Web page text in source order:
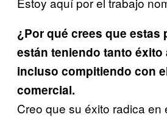
¿Por qué crees que estas
están teniendo tanto éxito
incluso compitiendo con
comercial.
Creo que su éxito radica en